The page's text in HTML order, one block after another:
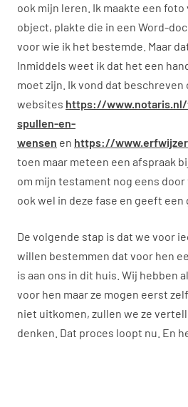
ook mijn leren. Ik maakte een foto
object, plakte die in een Word-
voor wie ik het bestemde. Maar
Inmiddels weet ik dat het een
moet zijn. Ik vond dat beschreven
websites https://
spullen-en-
wensen en https://
toen maar meteen een afspraak
om mijn testament nog eens
ook wel in deze fase en geeft een
De volgende stap is dat we voor
willen bestemmen dat voor hen
is aan ons in dit huis. Wij hebben
voor hen maar ze mogen eerst
niet uitkomen, zullen we ze
denken. Dat proces loopt nu. En